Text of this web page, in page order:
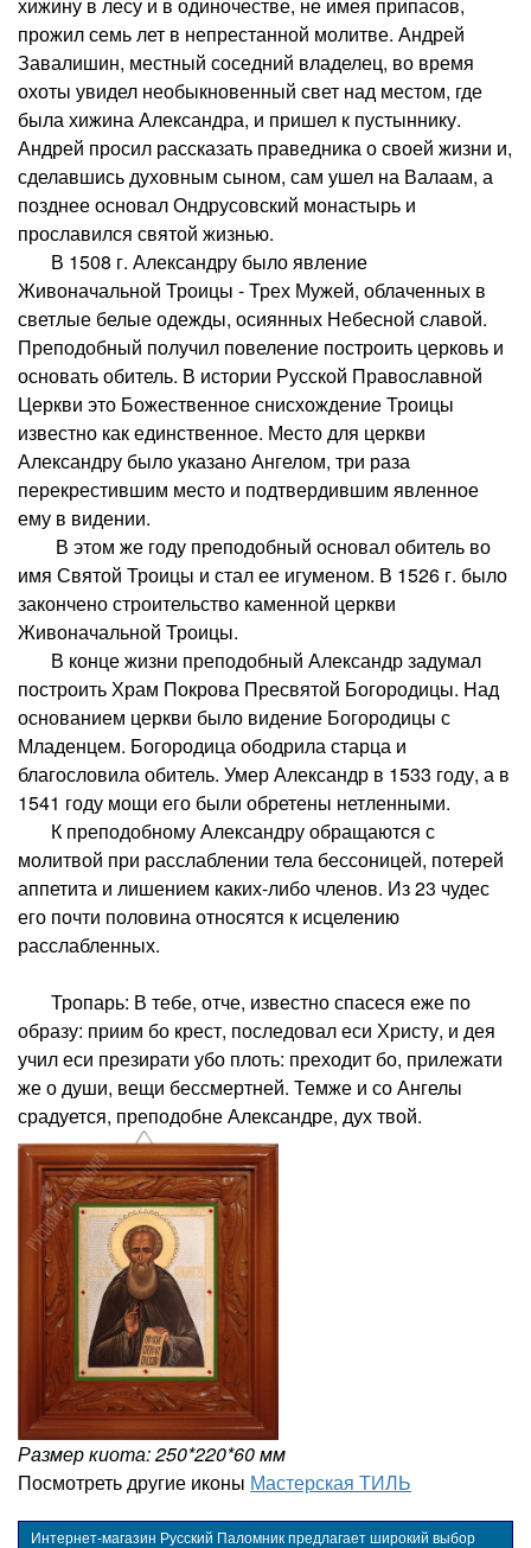
прожил семь лет в непрестанной молитве. Андрей
Завалишин, местный соседний владелец, во время
охоты увидел необыкновенный свет над местом, где
была хижина Александра, и пришел к пустыннику.
Андрей просил рассказать праведника о своей жизни и,
сделавшись духовным сыном, сам ушел на Валаам, а
позднее основал Ондрусовский монастырь и
прославился святой жизнью.
В 1508 г. Александру было явление
Живоначальной Троицы - Трех Мужей, облаченных в
светлые белые одежды, осиянных Небесной славой.
Преподобный получил повеление построить церковь и
основать обитель. В истории Русской Православной
Церкви это Божественное снисхождение Троицы
известно как единственное. Место для церкви
Александру было указано Ангелом, три раза
перекрестившим место и подтвердившим явленное
ему в видении.
В этом же году преподобный основал обитель во
имя Святой Троицы и стал ее игуменом. В 1526 г. было
закончено строительство каменной церкви
Живоначальной Троицы.
В конце жизни преподобный Александр задумал
построить Храм Покрова Пресвятой Богородицы. Над
основанием церкви было видение Богородицы с
Младенцем. Богородица ободрила старца и
благословила обитель. Умер Александр в 1533 году, а в
1541 году мощи его были обретены нетленными.
К преподобному Александру обращаются с
молитвой при расслаблении тела бессоницей, потерей
аппетита и лишением каких-либо членов. Из 23 чудес
его почти половина относятся к исцелению
расслабленных.
Тропарь: В тебе, отче, известно спасеся еже по
образу: приим бо крест, последовал еси Христу, и дея
учил еси презирати убо плоть: преходит бо, прилежати
же о души, вещи бессмертней. Темже и со Ангелы
срадуется, преподобне Александре, дух твой.
Размер киота: 250*220*60 мм
Посмотреть другие иконы Мастерская ТИЛЬ
Интернет-магазин Русский Паломник предлагает широкий выбор